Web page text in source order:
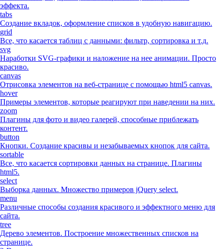
эффекта.
tabs
Создание вкладок, оформление списков в удобную навигацию.
grid
Все, что касается таблиц с данными: фильтр, сортировка и т.д.
svg
Наработки SVG-графики и наложение на нее анимации. Просто
красиво.
canvas
Отрисовка элементов на веб-странице с помощью html5 canvas.
hover
Примеры элементов, которые реагируют при наведении на них.
zoom
Плагины для фото и видео галерей, способные приблежать
контент.
button
Кнопки. Создание красивы и незабываемых кнопок для сайта.
sortable
Все, что касается сортировки данных на странице. Плагины
html5.
select
Выборка данных. Множество примеров jQuery select.
menu
Различные способы создания красивого и эффектного меню для
сайта.
tree
Дерево элементов. Построение множественных списков на
странице.